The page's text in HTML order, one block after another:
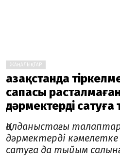
ЖАҢАЛЫҚТАР
Қазақстанда
сапасы
дәрмектерді
Қолданыстағы
дәрмектерді
сатуға да тыйым